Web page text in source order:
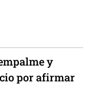
y
por afirmar